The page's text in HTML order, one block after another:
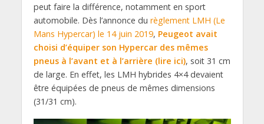
peut faire la différence, notamment en sport
automobile. Dès l’annonce du règlement LMH (Le
Mans Hypercar) le 14 juin 2019, Peugeot avait
choisi d’équiper son Hypercar des mêmes
pneus à l’avant et à l’arrière (lire ici), soit 31 cm
de large. En effet, les LMH hybrides 4×4 devaient
être équipées de pneus de mêmes dimensions
(31/31 cm).